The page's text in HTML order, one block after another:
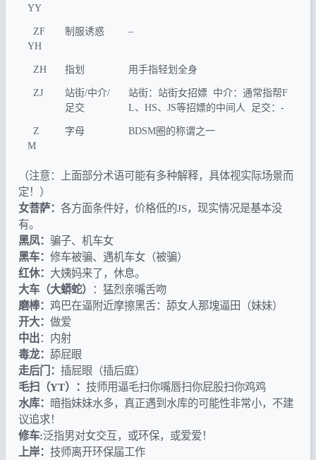
YY
ZF
YH
制服诱惑 –
ZH 指划 用手指轻划全身
ZJ
站街/中介/
足交
站街：站街女招嫖 中介：通常指帮F
L、HS、JS等招嫖的中间人 足交：-
Z
M
字母 BDSM圈的称谓之一
（注意：上面部分术语可能有多种解释，具体视实际场景而
定！）
女菩萨： 各方面条件好，价格低的JS，现实情况是基本没
有。
黑凤： 骗子、机车女
黑车： 修车被骗、遇机车女（被骗）
红休： 大姨妈来了，休息。
大车（大蟒蛇）
：猛烈亲嘴舌吻
磨棒： 鸡巴在逼附近摩擦黑舌：舔女人那塊逼田（妹妹）
开大： 做爱
中出：内射
毒龙： 舔屁眼
走后门： 插屁眼（插后庭）
毛扫（YT）： 技师用逼毛扫你嘴唇扫你屁股扫你鸡鸡
水库：
暗指妹妹水多，真正遇到水库的可能性非常小，不建
议追求！
修车:泛指男对女交互，或环保，或爱爱！
上岸： 技师离开环保届工作